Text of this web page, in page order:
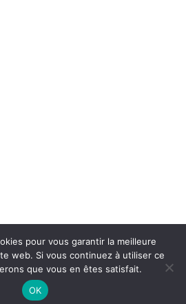
légales Plan du site
pour vous garantir la meilleure
web. Si vous continuez à utiliser ce
que vous en êtes satisfait.
OK